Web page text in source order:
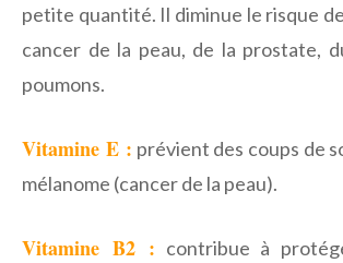
petite quantité. Il diminue le risque
cancer de la peau, de la prostate,
poumons.
Vitamine E : prévient des coups de
mélanome (cancer de la peau).
Vitamine B2 : contribue à